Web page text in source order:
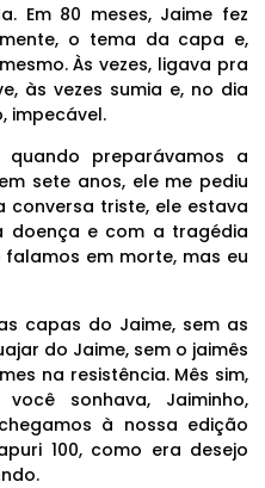
Em 80 meses, Jaime fez
o tema da capa e,
Às vezes, ligava pra
às vezes sumia e, no dia
impecável.
preparávamos a
sete anos, ele me pediu
conversa triste, ele estava
doença e com a tragédia
em morte, mas eu
capas do Jaime, sem as
do Jaime, sem o jaimês
na resistência. Mês sim,
sonhava, Jaiminho,
à nossa edição
100, como era desejo